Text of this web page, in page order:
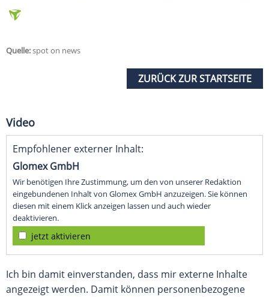
Quelle:spot on news
ZURÜCK ZUR STARTSEITE
Video
Empfohlener externer Inhalt:
Glomex GmbH
Wir benötigen Ihre Zustimmung, um den von unserer Redaktion
eingebundenen Inhalt von Glomex GmbH anzuzeigen. Sie können
diesen mit einem Klick anzeigen lassen und auch wieder
deaktivieren.
jetzt aktivieren
Ich bin damit einverstanden, dass mir externe Inhalte
angezeigt werden. Damit können personenbezogene